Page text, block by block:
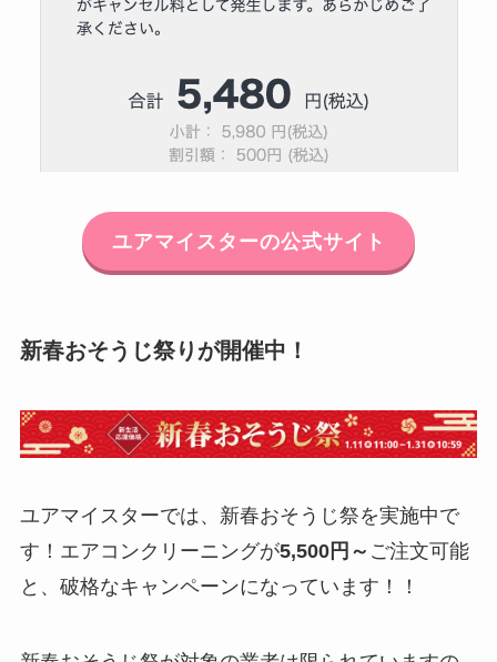
ユアマイスターの公式サイト
新春おそうじ祭りが開催中！
ユアマイスターでは、新春おそうじ祭を実施中で
す！エアコンクリーニングが5,500円～ ご注文可能
と、破格なキャンペーンになっています！！